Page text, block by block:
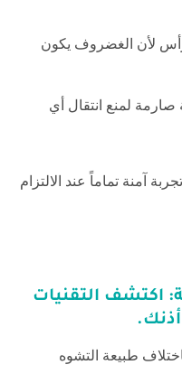
لأن الغضروف يكون
صارمة لمنع انتقال أي
تجربة آمنة تماماً عند الالتزام
: اكتشف التقنيات
طبيعة التشوه